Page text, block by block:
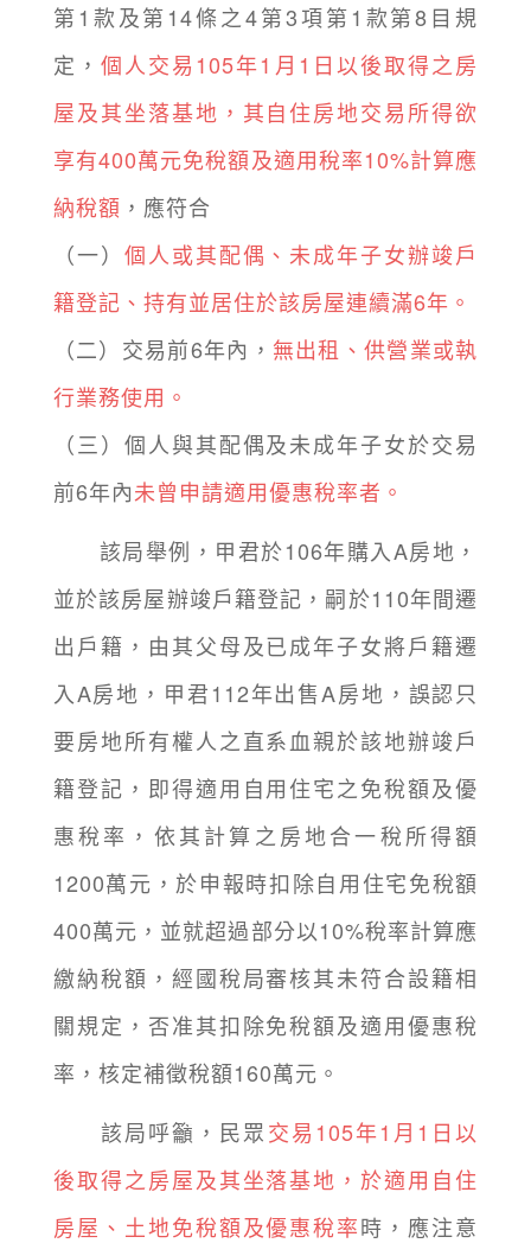
第1款及第14條之4第3項第1款第8目規
定， 個人交易105年1月1日以後取得之房
屋及其坐落基地，其自住房地交易所得欲
享有400萬元免稅額及適用稅率10%計算應
納稅額 ，應符合
（一） 個人或其配偶、未成年子女辦竣戶
籍登記、持有並居住於該房屋連續滿6年。
（二）交易前6年內， 無出租、供營業或執
行業務使用。
（三）個人與其配偶及未成年子女於交易
前6年內未曾申請適用優惠稅率者。
該局舉例，甲君於106年購入A房地，
並於該房屋辦竣戶籍登記，嗣於110年間遷
出戶籍，由其父母及已成年子女將戶籍遷
入A房地，甲君112年出售A房地，誤認只
要房地所有權人之直系血親於該地辦竣戶
籍登記，即得適用自用住宅之免稅額及優
惠稅率，依其計算之房地合一稅所得額
1200萬元，於申報時扣除自用住宅免稅額
400萬元，並就超過部分以10%稅率計算應
繳納稅額，經國稅局審核其未符合設籍相
關規定，否准其扣除免稅額及適用優惠稅
率，核定補徵稅額160萬元。
該局呼籲，民眾 交易105年1月1日以
後取得之房屋及其坐落基地，於適用自住
房屋、土地免稅額及優惠稅率時，應注意